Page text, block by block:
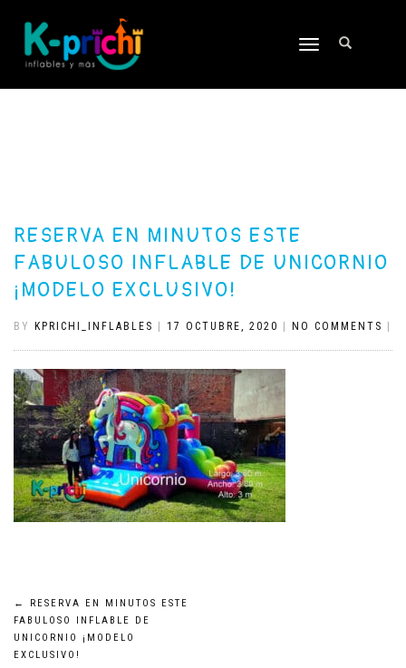
TOGGLE
RESERVA EN MINUTOS ESTE
FABULOSO INFLABLE DE UNICORNIO
¡MODELO EXCLUSIVO!
BY KPRICHI_INFLABLES 17 OCTUBRE, 2020 NO COMMENTS
Navegación
de
←
RESERVA EN MINUTOS ESTE
FABULOSO INFLABLE DE
UNICORNIO ¡MODELO
EXCLUSIVO!